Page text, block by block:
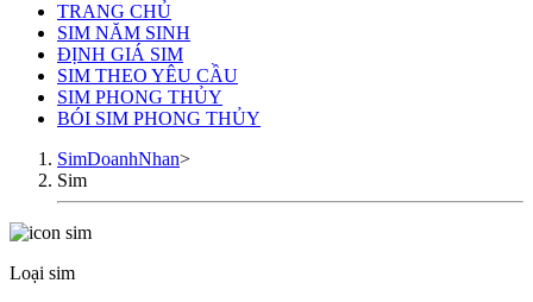
TRANG CHỦ
SIM NĂM SINH
ĐỊNH GIÁ SIM
SIM THEO YÊU CẦU
SIM PHONG THỦY
BÓI SIM PHONG THỦY
SimDoanhNhan>
Sim
Loại sim